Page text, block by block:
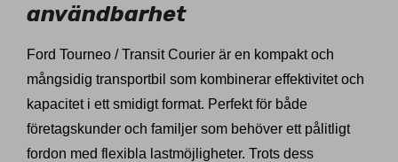
användbarhet
Ford Tourneo / Transit Courier är en kompakt och
mångsidig transportbil som kombinerar effektivitet och
kapacitet i ett smidigt format. Perfekt för både
företagskunder och familjer som behöver ett pålitligt
fordon med flexibla lastmöjligheter. Trots dess